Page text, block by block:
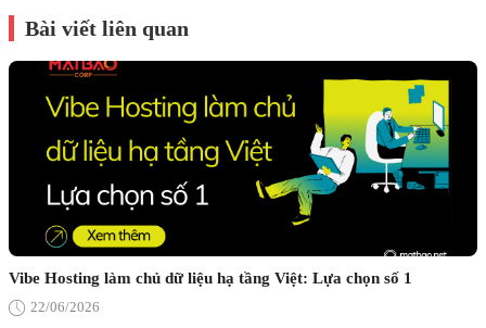
Bài viết liên quan
Vibe Hosting làm chủ dữ liệu hạ tầng Việt: Lựa chọn số 1
22/06/2026